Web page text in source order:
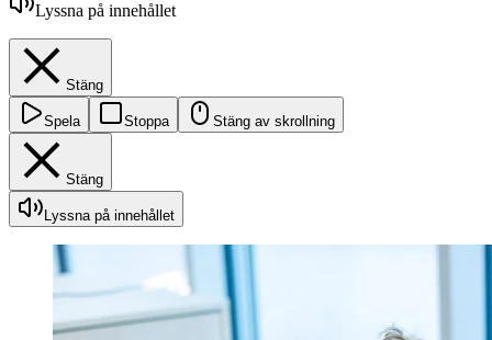
Lyssna på innehållet
Stäng
Spela Stoppa Stäng av skrollning
Stäng
Lyssna på innehållet